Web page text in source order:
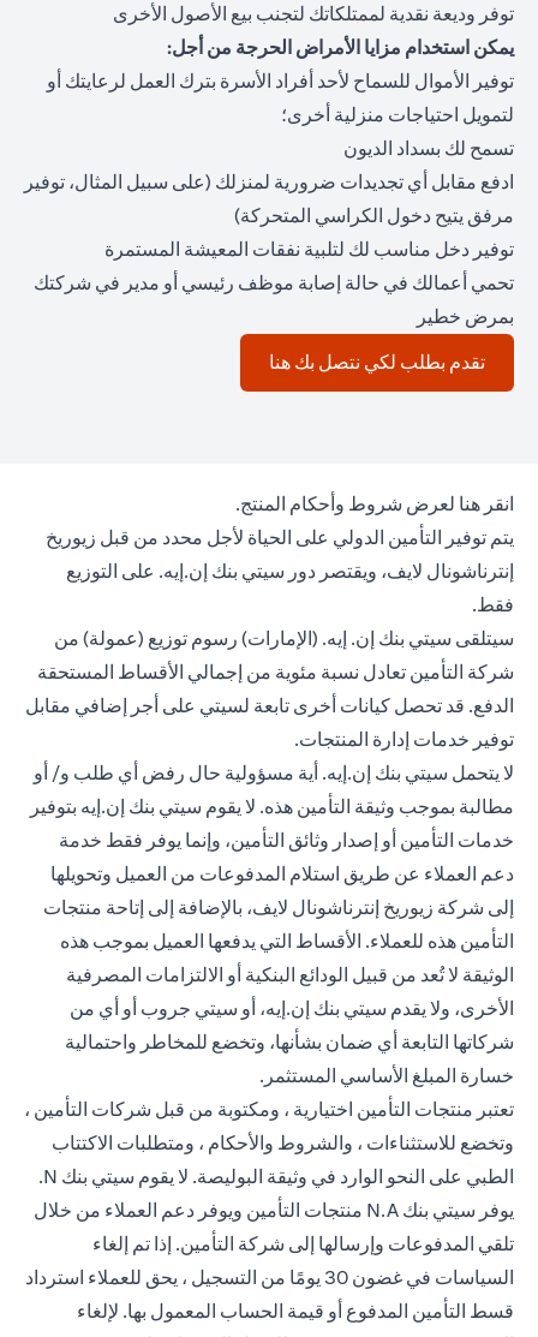
توفر وديعة نقدية لممتلكاتك لتجنب بيع الأصول الأخرى
يمكن استخدام مزايا الأمراض الحرجة من أجل:
توفير الأموال للسماح لأحد أفراد الأسرة بترك العمل لرعايتك أو
لتمويل احتياجات منزلية أخرى؛
تسمح لك بسداد الديون
ادفع مقابل أي تجديدات ضرورية لمنزلك (على سبيل المثال، توفير
مرفق يتيح دخول الكراسي المتحركة)
توفير دخل مناسب لك لتلبية نفقات المعيشة المستمرة
تحمي أعمالك في حالة إصابة موظف رئيسي أو مدير في شركتك
بمرض خطير
تقدم بطلب لكي نتصل بك هنا
انقر هنا opens in a new tab
لعرض شروط وأحكام المنتج.
يتم توفير التأمين الدولي على الحياة لأجل محدد من قبل زيوريخ
إنترناشونال لايف، ويقتصر دور سيتي بنك إن.إيه. على التوزيع
فقط.
سيتلقى سيتي بنك إن. إيه. (الإمارات) رسوم توزيع (عمولة) من
شركة التأمين تعادل نسبة مئوية من إجمالي الأقساط المستحقة
الدفع. قد تحصل كيانات أخرى تابعة لسيتي على أجر إضافي مقابل
توفير خدمات إدارة المنتجات.
لا يتحمل سيتي بنك إن.إيه. أية مسؤولية حال رفض أي طلب و/ أو
مطالبة بموجب وثيقة التأمين هذه. لا يقوم سيتي بنك إن.إيه بتوفير
خدمات التأمين أو إصدار وثائق التأمين، وإنما يوفر فقط خدمة
دعم العملاء عن طريق استلام المدفوعات من العميل وتحويلها
إلى شركة زيوريخ إنترناشونال لايف، بالإضافة إلى إتاحة منتجات
التأمين هذه للعملاء. الأقساط التي يدفعها العميل بموجب هذه
الوثيقة لا تُعد من قبيل الودائع البنكية أو الالتزامات المصرفية
الأخرى، ولا يقدم سيتي بنك إن.إيه، أو سيتي جروب أو أي من
شركاتها التابعة أي ضمان بشأنها، وتخضع للمخاطر واحتمالية
خسارة المبلغ الأساسي المستثمر.
تعتبر منتجات التأمين اختيارية ، ومكتوبة من قبل شركات التأمين ،
وتخضع للاستثناءات ، والشروط والأحكام ، ومتطلبات الاكتتاب
الطبي على النحو الوارد في وثيقة البوليصة. لا يقوم سيتي بنك N.
يوفر سيتي بنك N.A منتجات التأمين ويوفر دعم العملاء من خلال
تلقي المدفوعات وإرسالها إلى شركة التأمين. إذا تم إلغاء
السياسات في غضون 30 يومًا من التسجيل ، يحق للعملاء استرداد
قسط التأمين المدفوع أو قيمة الحساب المعمول بها. لإلغاء